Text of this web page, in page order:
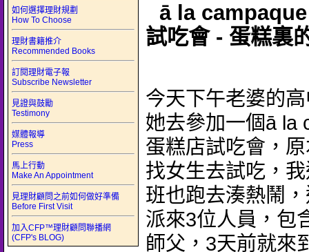
如何選擇理財規劃
How To Choose
理財書籍推介
Recommended Books
訂閱理財電子報
Subscribe Newsletter
見證與鼓勵
Testimony
媒體報導
Press
馬上行動
Make An Appointment
見理財顧問之前如何做好準備
Before First Visit
加入CFP™理財顧問聯播網
(CFP's BLOG)
ā la
試吃會 - 蛋糕裏
今天下午老婆的
她去參加一個ā la
蛋糕店試吃會，
找女生去試吃，
班也跑去湊熱鬧
派來3位人員，包
師父，3天前就來